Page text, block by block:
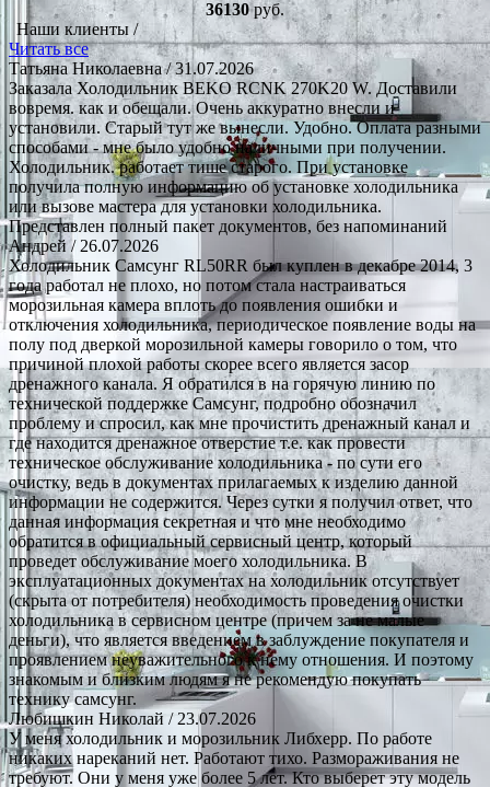
36130руб.
Наши клиенты /
Читать все
Татьяна Николаевна/ 31.07.2026
Заказала Холодильник BEKO RCNK 270K20 W. Доставили
вовремя. как и обещали. Очень аккуратно внесли и
установили. Старый тут же вынесли. Удобно. Оплата разными
способами - мне было удобно наличными при получении.
Холодильник. работает тише старого. При установке
получила полную информацию об установке холодильника
или вызове мастера для установки холодильника.
Представлен полный пакет документов, без напоминаний
Андрей/ 26.07.2026
Холодильник Самсунг RL50RR был куплен в декабре 2014, 3
года работал не плохо, но потом стала настраиваться
морозильная камера вплоть до появления ошибки и
отключения холодильника, периодическое появление воды на
полу под дверкой морозильной камеры говорило о том, что
причиной плохой работы скорее всего является засор
дренажного канала. Я обратился в на горячую линию по
технической поддержке Самсунг, подробно обозначил
проблему и спросил, как мне прочистить дренажный канал и
где находится дренажное отверстие т.е. как провести
техническое обслуживание холодильника - по сути его
очистку, ведь в документах прилагаемых к изделию данной
информации не содержится. Через сутки я получил ответ, что
данная информация секретная и что мне необходимо
обратится в официальный сервисный центр, который
проведет обслуживание моего холодильника. В
эксплуатационных документах на холодильник отсутствует
(скрыта от потребителя) необходимость проведения очистки
холодильника в сервисном центре (причем за не малые
деньги), что является введением в заблуждение покупателя и
проявлением неуважительного к нему отношения. И поэтому
знакомым и близким людям я не рекомендую покупать
технику самсунг.
Любишкин Николай / 23.07.2026
У меня холодильник и морозильник Либхерр. По работе
никаких нареканий нет. Работают тихо. Размораживания не
требуют. Они у меня уже более 5 лет. Кто выберет эту модель